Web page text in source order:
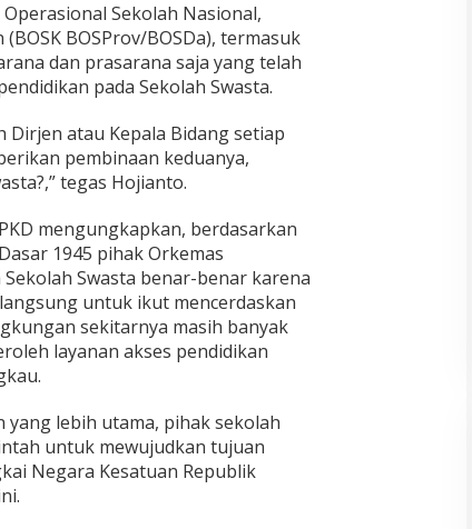
Sekolah Nasional,
BOSProv/BOSDa), termasuk
dan prasarana saja yang telah
pada Sekolah Swasta.
atau Kepala Bidang setiap
pembinaan keduanya,
tegas Hojianto.
mengungkapkan, berdasarkan
1945 pihak Orkemas
Swasta benar-benar karena
untuk ikut mencerdaskan
sekitarnya masih banyak
layanan akses pendidikan
yang lebih utama, pihak sekolah
untuk mewujudkan tujuan
Negara Kesatuan Republik